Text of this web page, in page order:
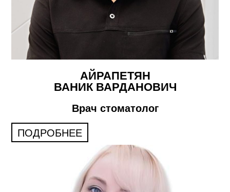
АЙРАПЕТЯН
ВАНИК ВАРДАНОВИЧ
Врач стоматолог
ПОДРОБНЕЕ